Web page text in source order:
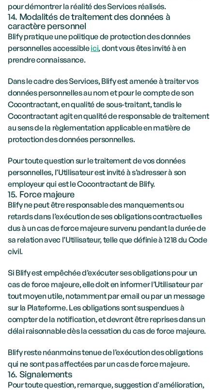
pour démontrer la réalité des Services réalisés.
14. Modalités de traitement des données à
caractère personnel
Blify pratique une politique de protection des données
personnelles accessible ici, dont vous êtes invité à en
prendre connaissance.
Dans le cadre des Services, Blify est amenée à traiter vos
données personnelles au nom et pour le compte de son
Cocontractant, en qualité de sous-traitant, tandis le
Cocontractant agit en qualité de responsable de traitement
au sens de la règlementation applicable en matière de
protection des données personnelles.
Pour toute question sur le traitement de vos données
personnelles, l’Utilisateur est invité à s’adresser à son
employeur qui est le Cocontractant de Blify.
15. Force majeure
Blify ne peut être responsable des manquements ou
retards dans l’exécution de ses obligations contractuelles
dus à un cas de force majeure survenu pendant la durée de
sa relation avec l’Utilisateur, telle que définie à 1218 du Code
civil.
Si Blify est empêchée d’exécuter ses obligations pour un
cas de force majeure, elle doit en informer l’Utilisateur par
tout moyen utile, notamment par email ou par un message
sur la Plateforme. Les obligations sont suspendues à
compter de la notification, et devront être reprises dans un
délai raisonnable dès la cessation du cas de force majeure.
Blify reste néanmoins tenue de l’exécution des obligations
qui ne sont pas affectées par un cas de force majeure.
16. Signalements
Pour toute question, remarque, suggestion d'amélioration,